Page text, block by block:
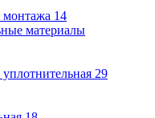
монтажа 14
материалы
29